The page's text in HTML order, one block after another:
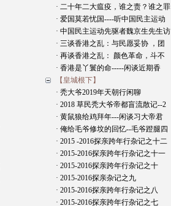
· 二十年二大瘟疫，谁之责？谁之罪
· 爱国莫若忧国----听中国民主运动
· 中国民主运动先驱者魏京生先生访
· 三谈香港之乱：与民愿妥协 ，团
· 再谈香港之乱： 颜色革命，斗不
· 香港是丫鬟的命-----闲谈近期香
【皇城根下】
· 秃大爷2019年天朝行闲聊
· 2018 草民秃大爷帝都盲流散记--2
· 黄鼠狼给鸡拜年---闲谈习大帝君
· 俺给毛爷修坟的回忆--毛爷蹬腿四
· 2015 -2016探亲跨年行杂记之十二
· 2015-2016探亲跨年行杂记之十一
· 2015-2016探亲跨年行杂记之十
· 2015-2016探亲杂记之九
· 2015-2016探亲跨年行杂记之八
· 2015-2016探亲跨年行杂记之七